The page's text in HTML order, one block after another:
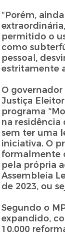
“Porém,
permitido o
como
pessoal,
estritamente
O
Justiça
programa
na residência
sem ter uma
iniciativa. O
formalmente
pela própria
Assembleia
de 2023, ou
Segundo o
expandido,
10.000